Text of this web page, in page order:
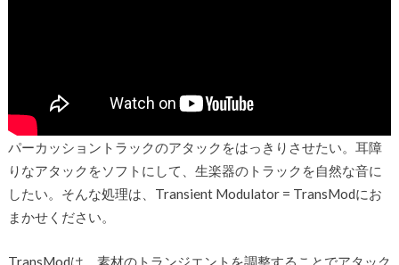
パーカッショントラックのアタックをはっきりさせたい。耳障
りなアタックをソフトにして、生楽器のトラックを自然な音に
したい。そんな処理は、Transient Modulator = TransModにお
まかせください。